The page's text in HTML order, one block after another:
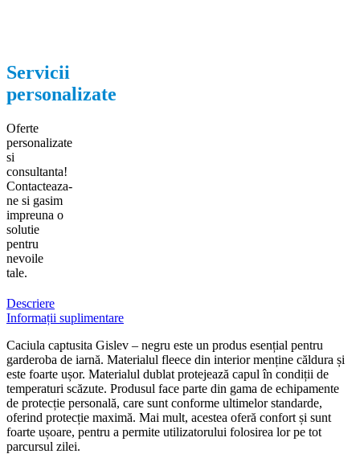
Servicii
personalizate
Oferte
personalizate
si
consultanta!
Contacteaza-
ne si gasim
impreuna o
solutie
pentru
nevoile
tale.
Descriere
Informații suplimentare
Caciula captusita Gislev – negru este un produs esențial pentru
garderoba de iarnă. Materialul fleece din interior menține căldura și
este foarte ușor. Materialul dublat protejează capul în condiții de
temperaturi scăzute. Produsul face parte din gama de echipamente
de protecție personală, care sunt conforme ultimelor standarde,
oferind protecție maximă. Mai mult, acestea oferă confort și sunt
foarte ușoare, pentru a permite utilizatorului folosirea lor pe tot
parcursul zilei.